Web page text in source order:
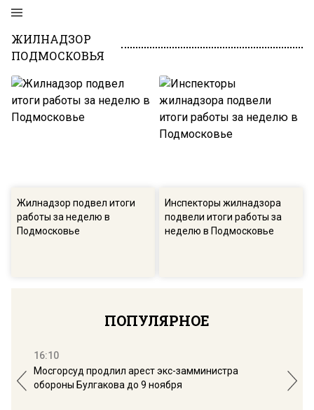
ЖИЛНАДЗОР
ПОДМОСКОВЬЯ
Жилнадзор подвел итоги
работы за неделю в
Подмосковье
Инспекторы жилнадзора
подвели итоги работы за
неделю в Подмосковье
ПОПУЛЯРНОЕ
16:10
Мосгорсуд продлил арест экс-замминистра
обороны Булгакова до 9 ноября